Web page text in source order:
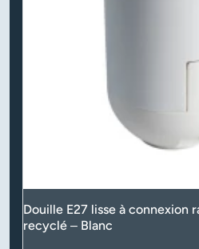
Douille E27 lisse à connexion
recyclé – Blanc